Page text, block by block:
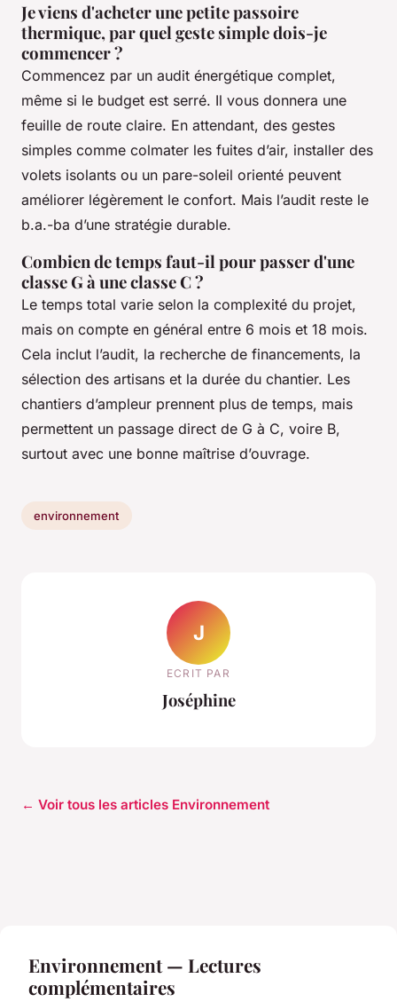
Je viens d'acheter une petite passoire
thermique, par quel geste simple dois-je
commencer ?
Commencez par un audit énergétique complet,
même si le budget est serré. Il vous donnera une
feuille de route claire. En attendant, des gestes
simples comme colmater les fuites d’air, installer des
volets isolants ou un pare-soleil orienté peuvent
améliorer légèrement le confort. Mais l’audit reste le
b.a.-ba d’une stratégie durable.
Combien de temps faut-il pour passer d'une
classe G à une classe C ?
Le temps total varie selon la complexité du projet,
mais on compte en général entre 6 mois et 18 mois.
Cela inclut l’audit, la recherche de financements, la
sélection des artisans et la durée du chantier. Les
chantiers d’ampleur prennent plus de temps, mais
permettent un passage direct de G à C, voire B,
surtout avec une bonne maîtrise d’ouvrage.
environnement
J
ECRIT PAR
Joséphine
← Voir tous les articles Environnement
Environnement — Lectures
complémentaires